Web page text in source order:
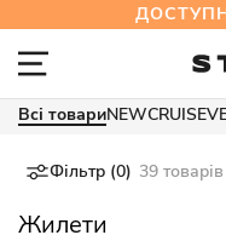
Всі товариNEWCRUISE
Фільтр (0) 39 товарів
Жилети